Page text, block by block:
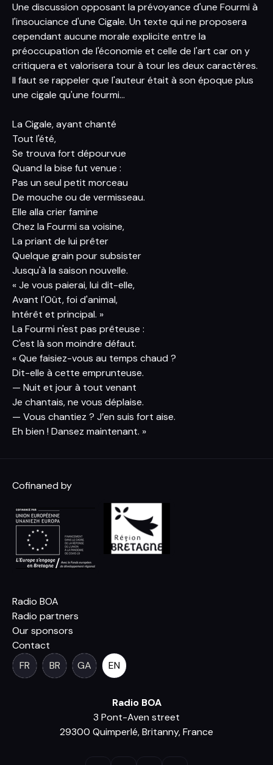
Une discussion opposant la prévoyance d'une Fourmi à
l'insouciance d'une Cigale. Un texte qui ne proposera
cependant aucune morale explicite entre la
préoccupation de l'économie et celle de l'art car on y
critiquera et valorisera tour à tour les deux caractères.
Il faut se rappeler que l'auteur était à son époque plus
une cigale qu'une fourmi...
La Cigale, ayant chanté
Tout l'été,
Se trouva fort dépourvue
Quand la bise fut venue :
Pas un seul petit morceau
De mouche ou de vermisseau.
Elle alla crier famine
Chez la Fourmi sa voisine,
La priant de lui prêter
Quelque grain pour subsister
Jusqu'à la saison nouvelle.
« Je vous paierai, lui dit-elle,
Avant l'Oût, foi d'animal,
Intérêt et principal. »
La Fourmi n'est pas prêteuse :
C'est là son moindre défaut.
« Que faisiez-vous au temps chaud ?
Dit-elle à cette emprunteuse.
— Nuit et jour à tout venant
Je chantais, ne vous déplaise.
— Vous chantiez ? J’en suis fort aise.
Eh bien ! Dansez maintenant. »
Cofinaned by
Radio BOA
Radio partners
Our sponsors
Contact
FR
BR GA EN
Radio BOA
3 Pont-Aven street
29300 Quimperlé, Britanny, France